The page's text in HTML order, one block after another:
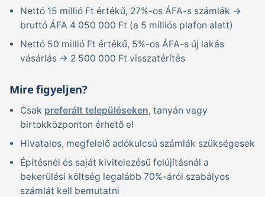
Nettó 15 millió Ft értékű, 27%-os ÁFA-s számlák →
bruttó ÁFA 4 050 000 Ft (a 5 milliós plafon alatt)
Nettó 50 millió Ft értékű, 5%-os ÁFA-s új lakás
vásárlás → 2 500 000 Ft visszatérítés
Mire figyeljen?
Csak preferált településeken, tanyán vagy
birtokközponton érhető el
Hivatalos, megfelelő adókulcsú számlák szükségesek
Építésnél és saját kivitelezésű felújításnál a
bekerülési költség legalább 70%-áról szabályos
számlát kell bemutatni